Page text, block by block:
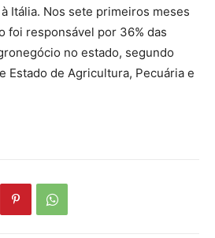
Itália. Nos sete primeiros meses
foi responsável por 36% das
no estado, segundo
Estado de Agricultura, Pecuária e